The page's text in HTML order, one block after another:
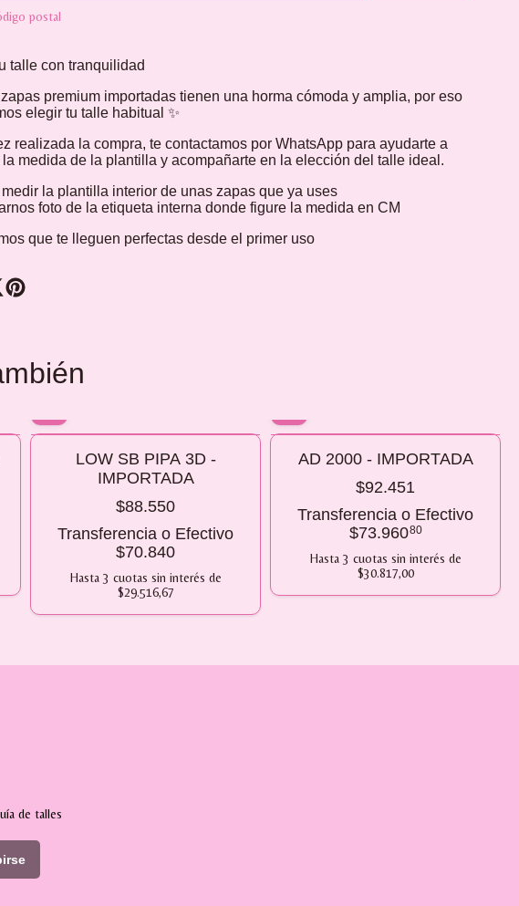
postal
talle con tranquilidad
premium importadas tienen una horma cómoda y amplia, por eso
elegir tu talle habitual ✨
realizada la compra, te contactamos por WhatsApp para ayudarte a
la medida de la plantilla y acompañarte en la elección del talle ideal.
la plantilla interior de unas zapas que ya uses
foto de la etiqueta interna donde figure la medida en CM
que te lleguen perfectas desde el primer uso
COMPRANDO 2 O MÁS
LOW SB PIPA 3D -
IMPORTADA
$88.550
Transferencia o Efectivo
$70.840
Hasta 3 cuotas sin interés de
$29.516,67
COMPRANDO 2 O MÁS
AD 2000 - IMPORTADA
$92.451
Transferencia o Efectivo
$73.96080
Hasta 3 cuotas sin interés de
$30.817,00
de talles